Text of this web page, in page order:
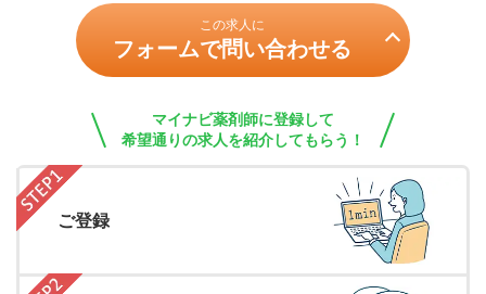
この求人に
フォームで問い合わせる
マイナビ薬剤師に登録して
希望通りの求人を紹介してもらう！
ご登録